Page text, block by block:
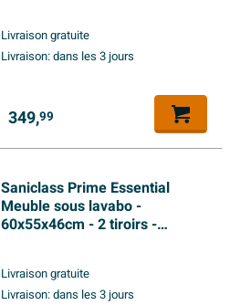
Livraison gratuite
Livraison:dans les 3 jours
349,99
Saniclass Prime Essential
Meuble sous lavabo -
60x55x46cm - 2 tiroirs -
Livraison gratuite
Livraison:dans les 3 jours